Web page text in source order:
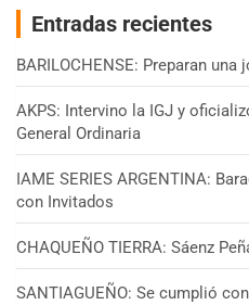
Entradas recientes
BARILOCHENSE: Preparan
AKPS: Intervino la IGJ y
General Ordinaria
IAME SERIES ARGENTINA:
con Invitados
CHAQUEÑO TIERRA: Sáenz
SANTIAGUEÑO: Se cumplió